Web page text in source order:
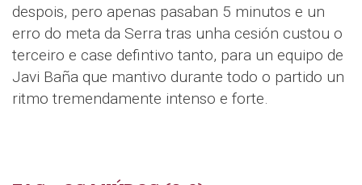
despois, pero apenas pasaban 5 minutos e un
erro do meta da Serra tras unha cesión custou o
terceiro e case defintivo tanto, para un equipo de
Javi Baña que mantivo durante todo o partido un
ritmo tremendamente intenso e forte.